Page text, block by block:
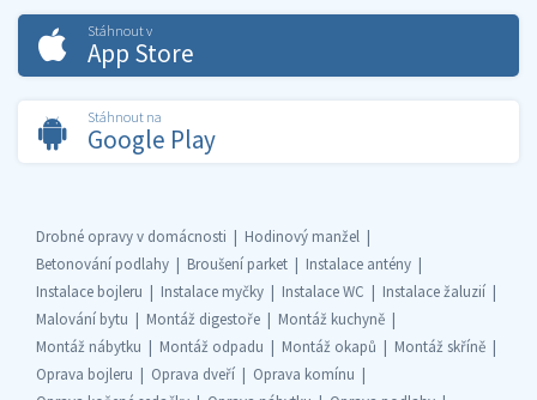
Stáhnout v
App Store
Stáhnout na
Google Play
Drobné opravy v domácnosti
Hodinový manžel
Betonování podlahy
Broušení parket
Instalace antény
Instalace bojleru
Instalace myčky Instalace WC
Instalace žaluzií
Malování bytu
Montáž digestoře
Montáž kuchyně
Montáž nábytku
Montáž odpadu Montáž okapů
Montáž skříně
Oprava bojleru
Oprava dveří
Oprava komínu